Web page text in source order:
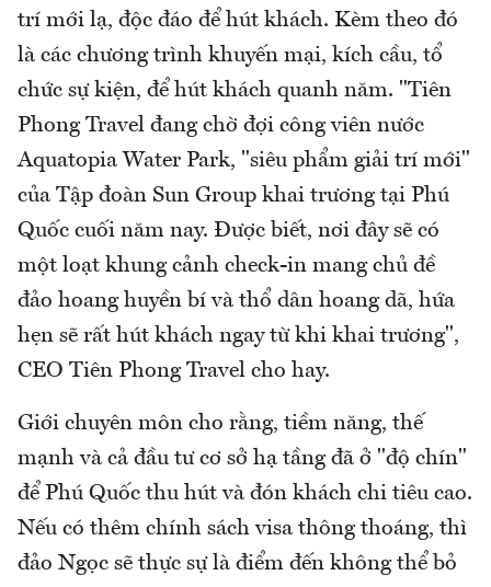
trí mới lạ, độc đáo để hút khách. Kèm theo đó
là các chương trình khuyến mại, kích cầu, tổ
chức sự kiện, để hút khách quanh năm. "Tiên
Phong Travel đang chờ đợi công viên nước
Aquatopia Water Park, "siêu phẩm giải trí mới"
của Tập đoàn Sun Group khai trương tại Phú
Quốc cuối năm nay. Được biết, nơi đây sẽ có
một loạt khung cảnh check-in mang chủ đề
đảo hoang huyền bí và thổ dân hoang dã, hứa
hẹn sẽ rất hút khách ngay từ khi khai trương",
CEO Tiên Phong Travel cho hay.
Giới chuyên môn cho rằng, tiềm năng, thế
mạnh và cả đầu tư cơ sở hạ tầng đã ở "độ chín"
để Phú Quốc thu hút và đón khách chi tiêu cao.
Nếu có thêm chính sách visa thông thoáng, thì
đảo Ngọc sẽ thực sự là điểm đến không thể bỏ